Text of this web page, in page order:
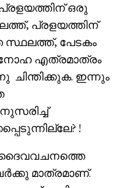
ഒരു
പ്രളയത്തിന്
പേടകം
എത്രമാത്രം
ചിന്തിക്കുക. ഇന്നും
!
ദൈവവചനത്തെ
മാത്രമാണ്.